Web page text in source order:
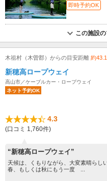
即時予約OK
この施設
木祖村（木曽郡）からの目安距離 約
新穂高ロープウェイ
高山市／ケーブルカー・ロープウェイ
ネット予約OK
4.3
(口コミ 1,760件)
“新穂高ロープウェイ”
天候は、くもりながら、大変素晴らし
春、もしくは秋にもう一度 ...